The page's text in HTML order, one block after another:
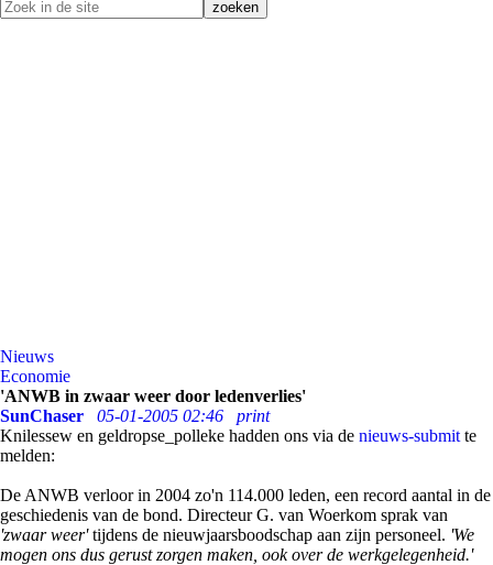
Nieuws
Economie
'ANWB in zwaar weer door ledenverlies'
SunChaser
05-01-2005 02:46
print
Knilessew en geldropse_polleke hadden ons via de nieuws-submit te
melden:
De ANWB verloor in 2004 zo'n 114.000 leden, een record aantal in de
geschiedenis van de bond. Directeur G. van Woerkom sprak van
'zwaar weer'tijdens de nieuwjaarsboodschap aan zijn personeel. 'We
mogen ons dus gerust zorgen maken, ook over de werkgelegenheid.'